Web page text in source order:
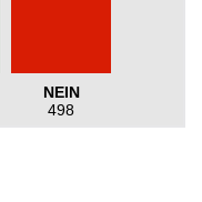
NEIN
498